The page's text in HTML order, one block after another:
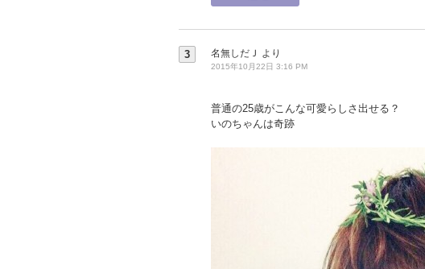
3 名無しだＪ より
2015年10月22日 3:16 PM
普通の25歳がこんな可愛らしさ出せる？
いのちゃんは奇跡